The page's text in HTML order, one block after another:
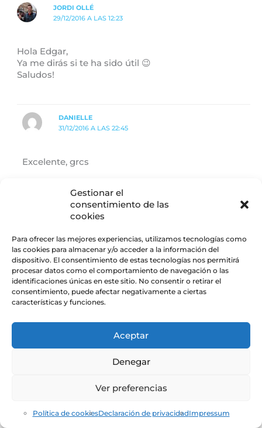
Gestionar el
consentimiento de las
cookies
Para ofrecer las mejores experiencias, utilizamos tecnologías como
las cookies para almacenar y/o acceder a la información del
dispositivo. El consentimiento de estas tecnologías nos permitirá
procesar datos como el comportamiento de navegación o las
identificaciones únicas en este sitio. No consentir o retirar el
consentimiento, puede afectar negativamente a ciertas
características y funciones.
Aceptar
Denegar
Ver preferencias
Política de cookiesDeclaración de privacidadImpressum
JORDI OLLÉ
29/12/2016 A LAS 12:23
Hola Edgar,
Ya me dirás si te ha sido útil 😉
Saludos!
DANIELLE
31/12/2016 A LAS 22:45
Excelente, grcs
JORDI OLLÉ
01/01/2017 A LAS 20:02
Hola Danielle,
Espero que te sea útil.
Mucha de la información la leí de un blog muy
interesanteanalyticsvidhya.com
¡A disfrutarlo!
05/01/2017 A LAS 10:48
Para crear mapas a otro nivel va muy bien el enlace
con el SIG en software libre gvSIG:
sobre-el-taller-de-r-dado-durante-las-12as-jornadas-